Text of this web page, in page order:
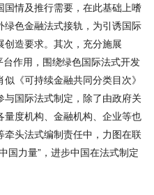
情及推行需要，在此基础上嗜
色金融法式接轨，为引诱国际
创造要求。其次，充分施展
作用，围绕绿色国际法式开发
《可持续金融共同分类目次》
与国际法式制定，除了由政府关
度机构、金融机构、企业等也
头法式编制责任中，力图在联
国力量”，进步中国在法式制定